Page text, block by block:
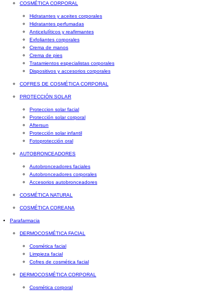
COSMÉTICA CORPORAL
Hidratantes y aceites corporales
Hidratantes perfumadas
Anticelulíticos y reafirmantes
Exfoliantes corporales
Crema de manos
Crema de pies
Tratamientos especialistas corporales
Dispositivos y accesorios corporales
COFRES DE COSMÉTICA CORPORAL
PROTECCIÓN SOLAR
Proteccion solar facial
Protección solar corporal
Aftersun
Protección solar infantil
Fotoprotección oral
AUTOBRONCEADORES
Autobronceadores faciales
Autobronceadores corporales
Accesorios autobronceadores
COSMÉTICA NATURAL
COSMÉTICA COREANA
Parafarmacia
DERMOCOSMÉTICA FACIAL
Cosmética facial
Limpieza facial
Cofres de cosmética facial
DERMOCOSMÉTICA CORPORAL
Cosmética corporal